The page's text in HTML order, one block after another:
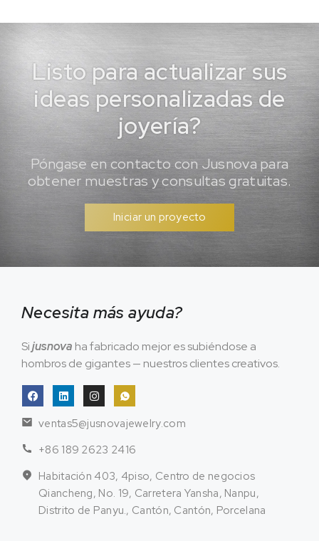
Listo para actualizar sus
ideas personalizadas de
joyería?
Póngase en contacto con Jusnova para
obtener muestras y consultas gratuitas.
Iniciar un proyecto
Necesita más ayuda?
Sijusnova ha fabricado mejor es subiéndose a
hombros de gigantes — nuestros clientes creativos.
ventas5@jusnovajewelry.com
+86 189 2623 2416
Habitación 403, 4piso, Centro de negocios
Qiancheng, No. 19, Carretera Yansha, Nanpu,
Distrito de Panyu., Cantón, Cantón, Porcelana